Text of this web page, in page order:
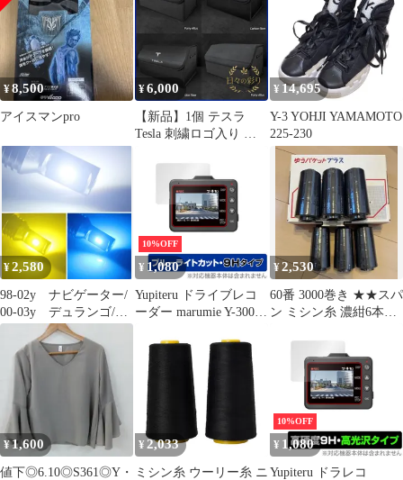
151/1150/2011/2011(V3)/
2066・AM4 /AM5)
SCFM-3000 未使用 送料
無料
¥8,500
アイスマンpro
¥6,000
【新品】1個 テスラ
Tesla 刺繍ロゴ入り 折
ンク収納ボックス 全車
種対応可能 ボックス多
機能折りたたみ式テー
ルボックス モデル3 Y S
X t101gb
¥ 14,695
Y-3 YOHJI YAMAMOTO
225-230
¥2,580
98-02y ナビゲーター/
00-03y デュランゴ/
92y- エコノライン/
00-04y ダコタ/ 01-
04y エスケープ 車検
対応 爆光 CSP3570LED
チップ搭載 880 LED フ
ォグランプ ポン付け ア
メ車 US
10%OFF
¥ 1,080
Yupiteru ドライブレコ
ーダー marumie Y-3000 /
OverLay Eye Protector
9H for ユピテル マルミ
エ Y-3000 Z-300 ブルー
ライトカット
¥2,530
60番 3000巻き ★★スパ
ン ミシン糸 濃紺6本
¥1,600
値下◎6.10◎S361◎Y・
¥ 2,033
ミシン糸 ウーリー糸 ニ
10%OFF
¥ 1,080
Yupiteru ドラレコ